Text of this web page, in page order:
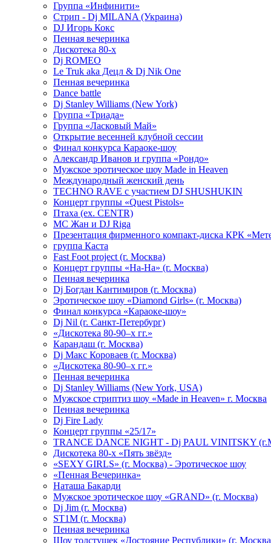
Группа «Инфинити»
Стрип - Dj MILANA (Украина)
DJ Игорь Кокс
Пенная вечеринка
Дискотека 80-х
Dj ROMEO
Le Truk aka Децл & Dj Nik One
Пенная вечеринка
Dance battle
Dj Stanley Williams (New York)
Группа «Триада»
Группа «Ласковый Май»
Открытие весенней клубной сессии
Финал конкурса Караоке-шоу
Александр Иванов и группа «Рондо»
Мужское эротическое шоу Made in Heaven
Международный женский день
TECHNO RAVE с участием DJ SHUSHUKIN
Концерт группы «Quest Pistols»
Птаха (ex. CENTR)
МС Жан и DJ Riga
Презентация фирменного компакт-диска КРК
группа Каста
Fast Foot project (г. Москва)
Концерт группы «На-На» (г. Москва)
Пенная вечеринка
Dj Богдан Кантимиров (г. Москва)
Эротическое шоу «Diamond Girls» (г. Москва)
Финал конкурса «Караоке-шоу»
Dj Nil (г. Санкт-Петербург)
«Дискотека 80-90–х гг.»
Карандаш (г. Москва)
Dj Макс Короваев (г. Москва)
«Дискотека 80-90–х гг.»
Пенная вечеринка
Dj Stanley Williams (New York, USA)
Мужское стриптиз шоу «Made in Heaven» г. Москва
Пенная вечеринка
Dj Fire Lady
Концерт группы «25/17»
TRANCE DANCE NIGHT - Dj PAUL VINITSKY
Дискотека 80-х «Пять звёзд»
«SEXY GIRLS» (г. Москва) - Эротическое шоу
«Пенная Вечеринка»
Hаташа Бакарди
Мужское эротическое шоу «GRAND» (г. Москва)
Dj Jim (г. Москва)
ST1M (г. Москва)
Пенная вечеринка
Шоу толстушек «Достояние Республики» (г.